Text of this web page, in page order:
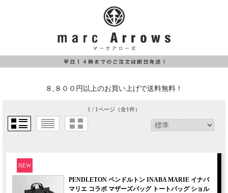
８,８００円以上のお買い上げで送料無料！
1 / 1ページ（全1件）
NEW
PENDLETON ペンドルトン INABA MARIE イナバ
マリエ コラボ マザーズバッグ トートバッグ ショル